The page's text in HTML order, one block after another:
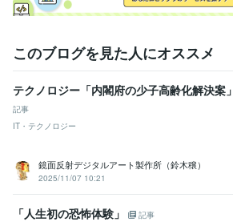
このブログを見た人にオススメ
テクノロジー「内閣府の少子高齢化解決案」
記事
IT・テクノロジー
鏡面反射デジタルアート製作所（鈴木穣）
2025/11/07 10:21
「人生初の恐怖体験」
記事